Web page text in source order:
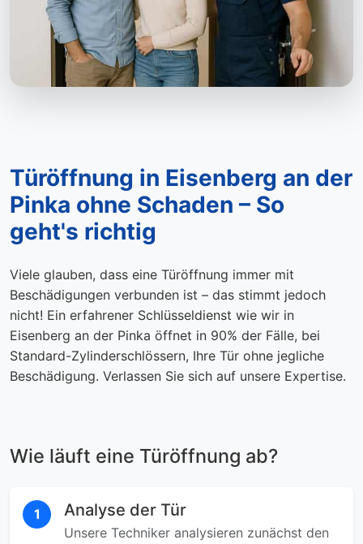
Türöffnung in Eisenberg an der
Pinka ohne Schaden – So
geht's richtig
Viele glauben, dass eine Türöffnung immer mit
Beschädigungen verbunden ist – das stimmt jedoch
nicht! Ein erfahrener Schlüsseldienst wie wir in
Eisenberg an der Pinka öffnet in 90% der Fälle, bei
Standard-Zylinderschlössern, Ihre Tür ohne jegliche
Beschädigung. Verlassen Sie sich auf unsere Expertise.
Wie läuft eine Türöffnung ab?
1 Analyse der Tür
Unsere Techniker analysieren zunächst den